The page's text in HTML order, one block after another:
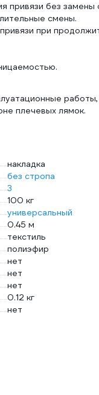
привязи без
смены.
при
работы,
плечевых лямок.
накладка
без стропа
3
100 кг
универсальный
0.45 м
текстиль
полиэфир
нет
нет
нет
0.12 кг
нет